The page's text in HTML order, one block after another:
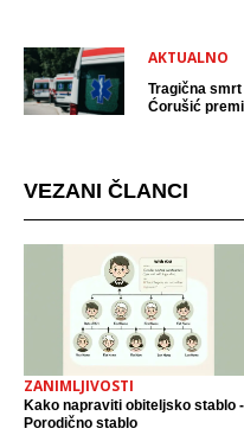
AKTUALNO
Tragična
Ćorušić
VEZANI ČLANCI
ZANIMLJIVOSTI
Kako napraviti obiteljsko stablo -
Porodično stablo